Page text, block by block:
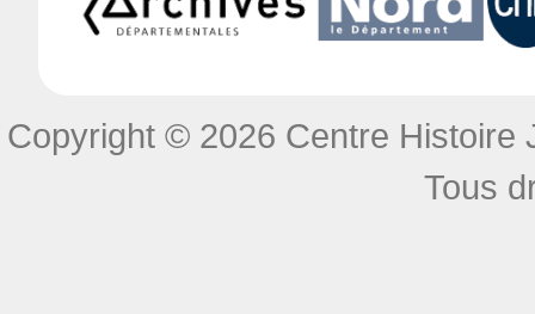
Copyright © 2026 Centre Histoire
Tous